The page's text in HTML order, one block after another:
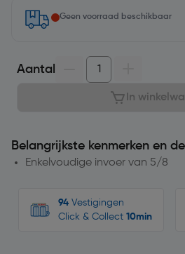
Geen voorraad beschikbaar
Aantal
In
Belangrijkste kenmerken en
Enkelvoudige invoer van 5/8
94 Vestigingen
Click & Collect 10min